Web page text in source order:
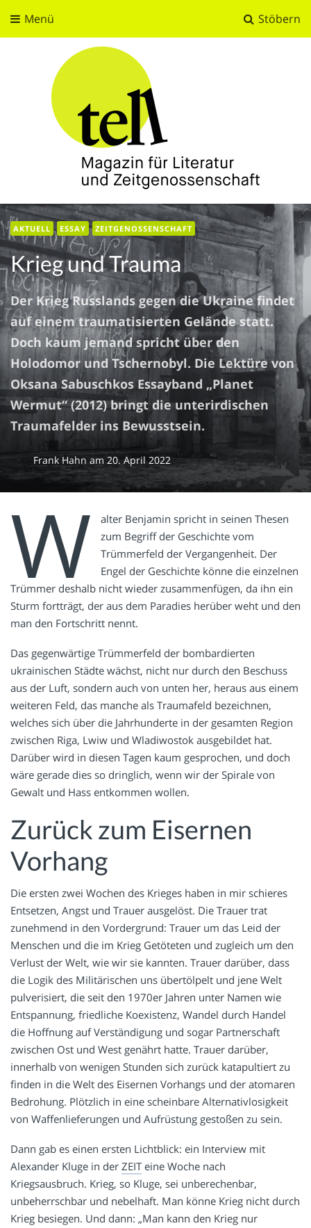
Stöbern
Menü
tell
Magazin für Literatur und Zeitgenossenschaft
AKTUELL ESSAY ZEITGENOSSENSCHAFT
Krieg und Trauma
Der Krieg Russlands gegen die Ukraine findet
auf einem traumatisierten Gelände statt.
Doch kaum jemand spricht über den
Holodomor und Tschernobyl. Die Lektüre von
Oksana Sabuschkos Essayband „Planet
Wermut“ (2012) bringt die unterirdischen
Traumafelder ins Bewusstsein.
Frank Hahn am 20. April 2022
W
alter Benjamin spricht in seinen Thesen
zum Begriff der Geschichte vom
Trümmerfeld der Vergangenheit. Der
Engel der Geschichte könne die einzelnen
Trümmer deshalb nicht wieder zusammenfügen, da ihn ein
Sturm fortträgt, der aus dem Paradies herüber weht und den
man den Fortschritt nennt.
Das gegenwärtige Trümmerfeld der bombardierten
ukrainischen Städte wächst, nicht nur durch den Beschuss
aus der Luft, sondern auch von unten her, heraus aus einem
weiteren Feld, das manche als Traumafeld bezeichnen,
welches sich über die Jahrhunderte in der gesamten Region
zwischen Riga, Lwiw und Wladiwostok ausgebildet hat.
Darüber wird in diesen Tagen kaum gesprochen, und doch
wäre gerade dies so dringlich, wenn wir der Spirale von
Gewalt und Hass entkommen wollen.
Zurück zum Eisernen
Vorhang
Die ersten zwei Wochen des Krieges haben in mir schieres
Entsetzen, Angst und Trauer ausgelöst. Die Trauer trat
zunehmend in den Vordergrund: Trauer um das Leid der
Menschen und die im Krieg Getöteten und zugleich um den
Verlust der Welt, wie wir sie kannten. Trauer darüber, dass
die Logik des Militärischen uns übertölpelt und jene Welt
pulverisiert, die seit den 1970er Jahren unter Namen wie
Entspannung, friedliche Koexistenz, Wandel durch Handel
die Hoffnung auf Verständigung und sogar Partnerschaft
zwischen Ost und West genährt hatte. Trauer darüber,
innerhalb von wenigen Stunden sich zurück katapultiert zu
finden in die Welt des Eisernen Vorhangs und der atomaren
Bedrohung. Plötzlich in eine scheinbare Alternativlosigkeit
von Waffenlieferungen und Aufrüstung gestoßen zu sein.
Dann gab es einen ersten Lichtblick: ein Interview mit
Alexander Kluge in der ZEIT eine Woche nach
Kriegsausbruch. Krieg, so Kluge, sei unberechenbar,
unbeherrschbar und nebelhaft. Man könne Krieg nicht durch
Krieg besiegen. Und dann: „Man kann den Krieg nur